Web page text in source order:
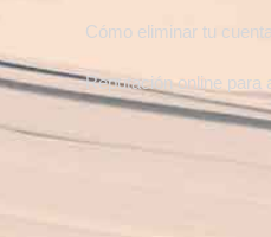
Cómo eliminar tu
Reputación online para